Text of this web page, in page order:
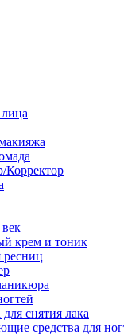
Корректор
крем и тоник
ресниц
снятия лака
средства для